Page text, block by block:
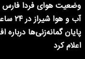
آب و هوا شیراز در ۲۴ ساعت آینده + هواشناسی شیراز
پایان گمانه‌زنی‌ها
اعلام کرد